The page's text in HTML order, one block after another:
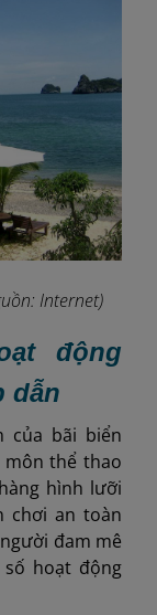
Internet)
động
dẫn
của bãi biển
thể thao
hình lưỡi
chơi an toàn
đam mê
hoạt động